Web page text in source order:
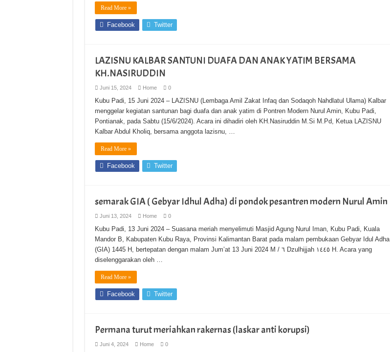
Read More »
Facebook Twitter
LAZISNU KALBAR SANTUNI DUAFA DAN ANAK YATIM BERSAMA
KH.NASIRUDDIN
Juni 15, 2024 Home 0
Kubu Padi, 15 Juni 2024 – LAZISNU (Lembaga Amil Zakat Infaq dan Sodaqoh Nahdlatul Ulama) Kalbar
menggelar kegiatan santunan bagi duafa dan anak yatim di Pontren Modern Nurul Amin, Kubu Padi,
Pontianak, pada Sabtu (15/6/2024). Acara ini dihadiri oleh KH.Nasiruddin M.Si M.Pd, Ketua LAZISNU
Kalbar Abdul Kholiq, bersama anggota lazisnu, …
Read More »
Facebook Twitter
semarak GIA ( Gebyar Idhul Adha) di pondok pesantren modern Nurul Amin
Juni 13, 2024 Home 0
Kubu Padi, 13 Juni 2024 – Suasana meriah menyelimuti Masjid Agung Nurul Iman, Kubu Padi, Kuala
Mandor B, Kabupaten Kubu Raya, Provinsi Kalimantan Barat pada malam pembukaan Gebyar Idul Adha
(GIA) 1445 H, bertepatan dengan malam Jum’at 13 Juni 2024 M / ٦ Dzulhijjah ١٤٤٥ H. Acara yang
diselenggarakan oleh …
Read More »
Facebook Twitter
Permana turut meriahkan rakernas (laskar anti korupsi)
Juni 4, 2024 Home 0